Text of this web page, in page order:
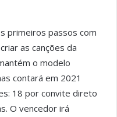
primeiros passos com
as canções da
o modelo
contará em 2021
18 por convite direto
O vencedor irá